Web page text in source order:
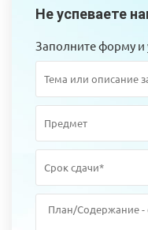
Не успеваете
Заполните форму и